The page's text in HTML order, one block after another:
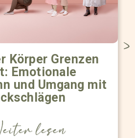
Körper Grenzen
Emotionale
und Umgang mit
lesen